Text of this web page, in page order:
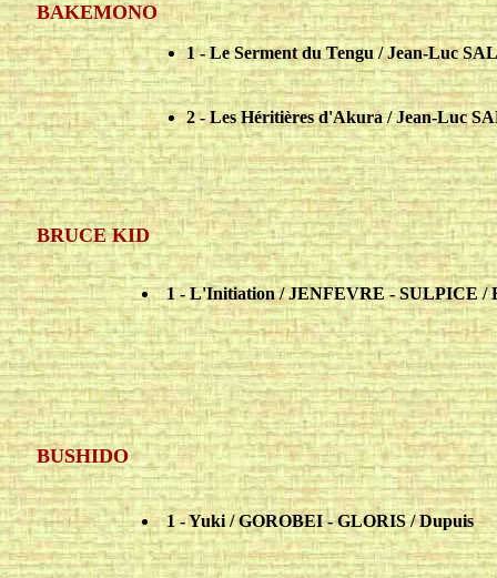
BAKEMONO
1 - Le Serment du Tengu / Jean-Luc
2 - Les Héritières d'Akura/ Jean-Luc
BRUCE KID
1 - L'Initiation / JENFEVRE - SULPICE /
BUSHIDO
1 - Yuki / GOROBEI - GLORIS / Dupuis